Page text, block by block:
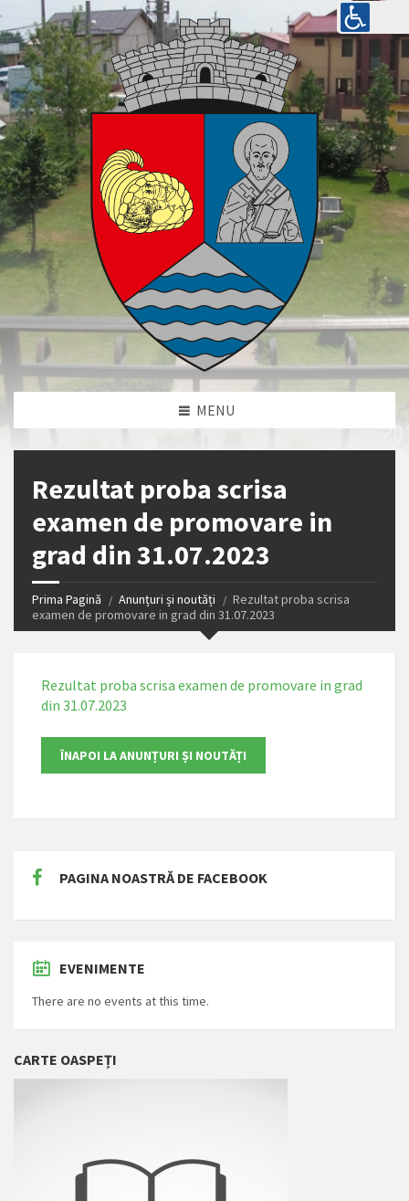
MENU
Rezultat proba scrisa
examen de promovare in
grad din 31.07.2023
Prima Pagină Anunțuri și noutăți
Rezultat proba scrisa
examen de promovare in grad din 31.07.2023
Rezultat proba scrisa examen de promovare in grad
din 31.07.2023
PAGINA NOASTRĂ DE FACEBOOK
EVENIMENTE
There are no events at this time.
CARTE OASPEȚI